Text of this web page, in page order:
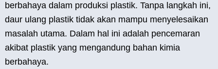
berbahaya dalam produksi plastik. Tanpa langkah ini,
daur ulang plastik tidak akan mampu menyelesaikan
masalah utama. Dalam hal ini adalah pencemaran
akibat plastik yang mengandung bahan kimia
berbahaya.